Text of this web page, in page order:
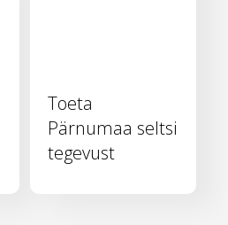
Toeta
Pärnumaa seltsi
tegevust